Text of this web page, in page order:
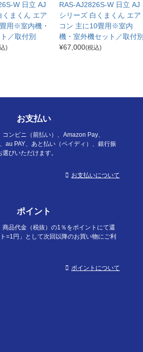
W 日立 AJ
くまくん エア
用※室内機・
／取付別
)
RAS-AJ2826S-W 日立 AJ
シリーズ 白くまくん エア
コン 主に10畳用※室内
機・室外機セット／取付別
¥67,000(税込)
お支払い
ンビニ（前払い）、Amazon Pay、
au PAY、あと払い（ペイディ）、銀行振
びいただけます。
お支払いについて
ポイント
商品代金（税抜）の1％をポイントにて還
=1円」として次回以降のお買い物にご利
ポイントについて